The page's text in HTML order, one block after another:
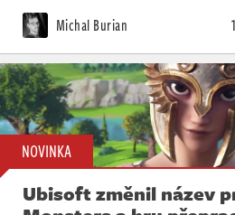
Michal Burian
NOVINKA
Ubisoft změnil název